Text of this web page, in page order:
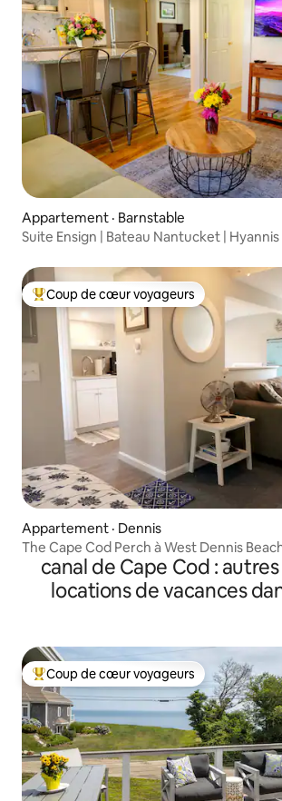
Appartement · Barnstable
Suite Ensign | Bateau Nantucket | Hyannis
Coup de cœur voyageurs parmi les plus
Coup de cœur voyageurs
Appartement · Dennis
The Cape Cod Perch à West Dennis
canal de Cape Cod :
locations de vacances
Coup de cœur voyageurs parmi les plus
Coup de cœur voyageurs